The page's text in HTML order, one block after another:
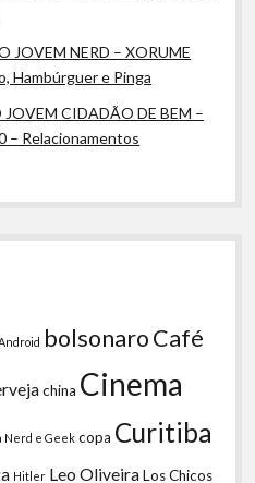
JOVEM NERD – XORUME
Hambúrguer e Pinga
CIDADÃO DE BEM –
– Relacionamentos
Android bolsonaroCafé
china Cinema
Nerd e Geek copa Curitiba
Hitler Leo OliveiraLos Chicos